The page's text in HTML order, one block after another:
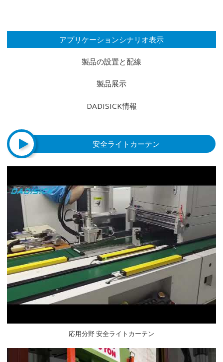
アプリケーションシナリオ表示
製品の設置と配線
製品展示
DADISICK情報
安全ライトカーテン
応用分野 安全ライトカーテン